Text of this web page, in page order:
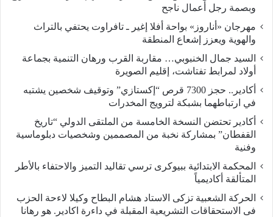
وبصمة رجل أعمال ناجح
مهرجان «أناروز» بواحة أفلا إغير ـ تافراوت يحتفي بالتراث
والهوية ويعزز إشعاع المنطقة
السيد جمال الخنبوبي… مقاربة القرب ورهان التنمية بجماعة
أولاد لمرابط تفتاشت، إقليم الصويرة
أكادير.. حجز 7300 قرص “إكستازي” وتوقيف شخصين يشتبه
في ارتباطهما بشبكة لترويج المخدرات
أكادير تحتضن النسخة الخامسة من الملتقى الدولي “تاريخ
القفطان” بمشاركة نخبة من المصممين وشخصيات دبلوماسية
وفنية
المحكمة الابتدائية ببيوكرى ترسي تقاليد التميز والاحتفاء بالأطر
المتألقة أكاديمياً
الحركة الشعبية تزكى الاستاد هشام البطاح وكيلا لاءحة الحزب
فى الاستحقاقات التشريعية المقبلة في داءرة اكادير. هو رهانا